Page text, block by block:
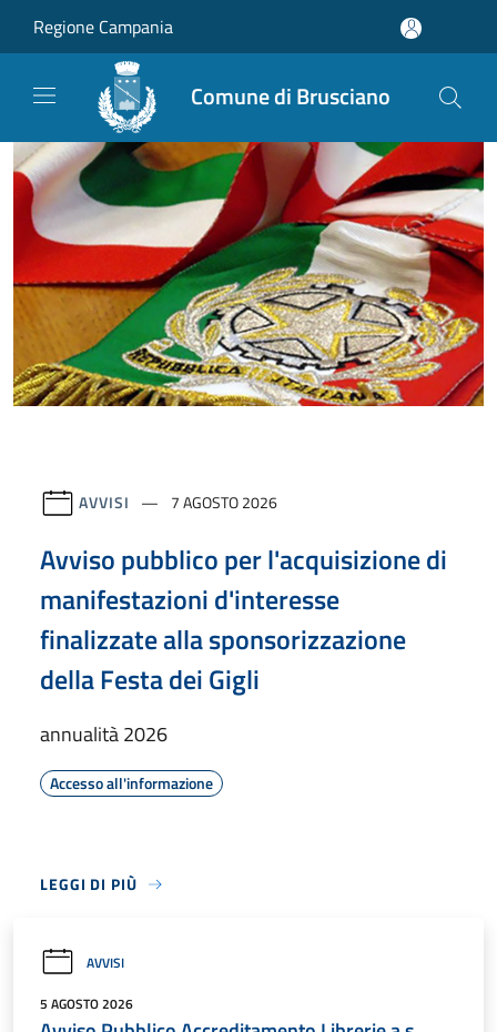
Regione Campania
Comune di Brusciano
AVVISI 7 AGOSTO 2026
Avviso pubblico per l'acquisizione di
manifestazioni d'interesse
finalizzate alla sponsorizzazione
della Festa dei Gigli
annualità 2026
Accesso all'informazione
LEGGI DI PIÙ
AVVISI
5 AGOSTO 2026